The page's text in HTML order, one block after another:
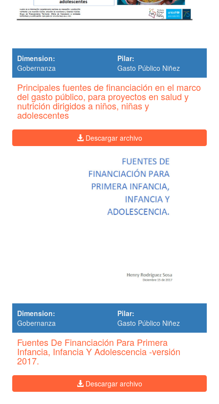
Dimension:
Gobernanza
Pilar:
Gasto Público Niñez
Principales fuentes de financiación en el marco
del gasto público, para proyectos en salud y
nutrición dirigidos a niños, niñas y
adolescentes
Descargar archivo
Dimension:
Gobernanza
Pilar:
Gasto Público Niñez
Fuentes De Financiación Para Primera
Infancia, Infancia Y Adolescencia -versión
2017.
Descargar archivo